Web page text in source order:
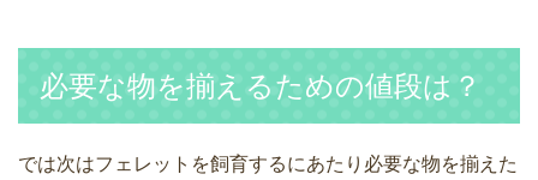
必要な物を揃えるための値段は？
では次はフェレットを飼育するにあたり必要な物を揃えた